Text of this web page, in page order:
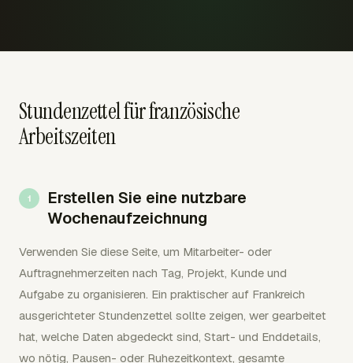
Stundenzettel für französische
Arbeitszeiten
Erstellen Sie eine nutzbare
Wochenaufzeichnung
Verwenden Sie diese Seite, um Mitarbeiter- oder
Auftragnehmerzeiten nach Tag, Projekt, Kunde und
Aufgabe zu organisieren. Ein praktischer auf Frankreich
ausgerichteter Stundenzettel sollte zeigen, wer gearbeitet
hat, welche Daten abgedeckt sind, Start- und Enddetails,
wo nötig, Pausen- oder Ruhezeitkontext, gesamte